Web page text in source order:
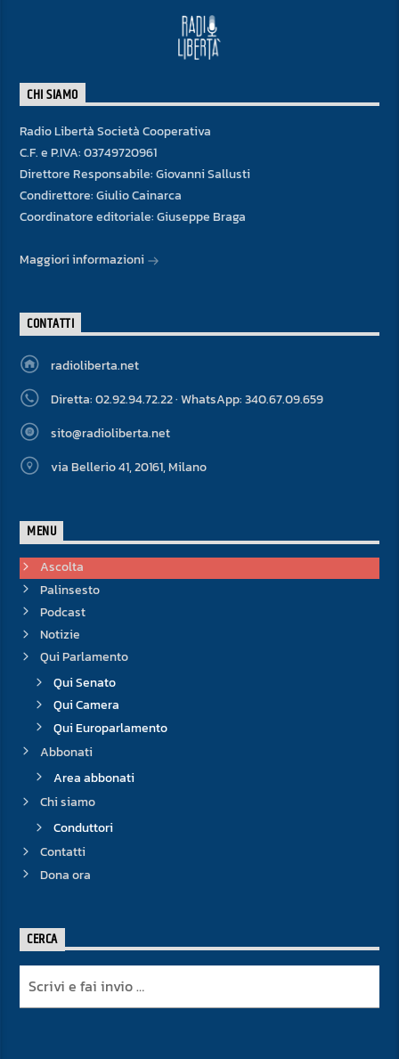
CHI SIAMO
Radio Libertà Società Cooperativa
C.F. e P.IVA: 03749720961
Direttore Responsabile: Giovanni Sallusti
Condirettore: Giulio Cainarca
Coordinatore editoriale: Giuseppe Braga
Maggiori informazioni
CONTATTI
radioliberta.net
Diretta: 02.92.94.72.22 · WhatsApp: 340.67.09.659
sito@radioliberta.net
via Bellerio 41, 20161, Milano
MENU
Ascolta
Palinsesto
Podcast
Notizie
Qui Parlamento
Qui Senato
Qui Camera
Qui Europarlamento
Abbonati
Area abbonati
Chi siamo
Conduttori
Contatti
Dona ora
CERCA